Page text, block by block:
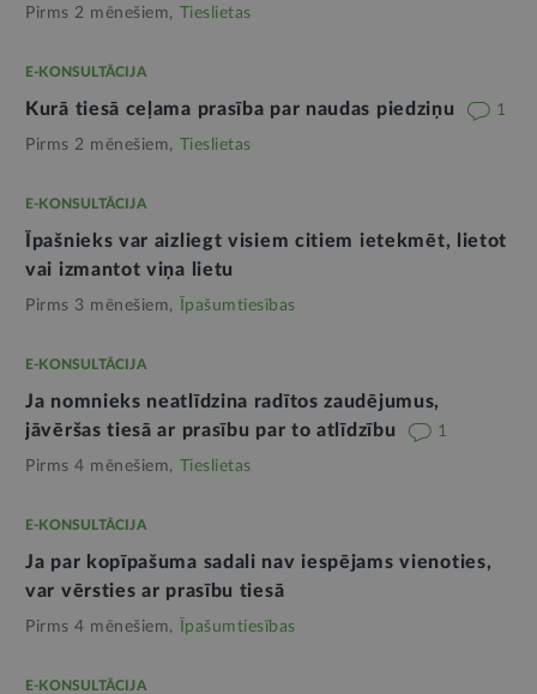
Pirms 2 mēnešiem, Tieslietas
E-KONSULTĀCIJA
Kurā tiesā ceļama prasība par naudas piedziņu 1
Pirms 2 mēnešiem, Tieslietas
E-KONSULTĀCIJA
Īpašnieks var aizliegt visiem citiem ietekmēt, lietot
vai izmantot viņa lietu
Pirms 3 mēnešiem, Īpašumtiesības
E-KONSULTĀCIJA
Ja nomnieks neatlīdzina radītos zaudējumus,
jāvēršas tiesā ar prasību par to atlīdzību
1
Pirms 4 mēnešiem, Tieslietas
E-KONSULTĀCIJA
Ja par kopīpašuma sadali nav iespējams vienoties,
var vērsties ar prasību tiesā
Pirms 4 mēnešiem, Īpašumtiesības
E-KONSULTĀCIJA